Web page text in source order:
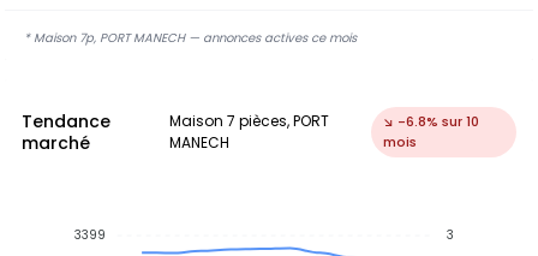
* Maison 7p, PORT MANECH — annonces actives ce mois
Tendance
marché
Maison 7 pièces, PORT
MANECH
↘ -6.8% sur 10
mois
3
3399